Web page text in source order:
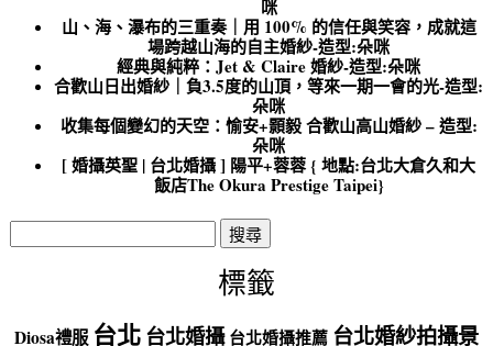
咪
山、海、瀑布的三重奏｜用 100% 的信任與笑容，成就這
場跨越山海的自主婚紗-造型:朵咪
經典與純粹：Jet & Claire 婚紗-造型:朵咪
合歡山日出婚紗｜負3.5度的山頂，等來一期一會的光-造型:
朵咪
收集每個變幻的天空：愉安+顥毅 合歡山高山婚紗 – 造型:
朵咪
[ 婚攝英聖 | 台北婚攝 ] 陽平+蓉蓉 { 地點:台北大倉久和大
飯店The Okura Prestige Taipei}
搜
尋
標籤
Diosa禮服 台北台北婚攝 台北婚攝推薦 台北婚紗拍攝景